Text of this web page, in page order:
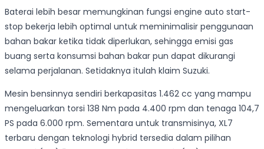
Baterai lebih besar memungkinan fungsi engine auto start-
stop bekerja lebih optimal untuk meminimalisir penggunaan
bahan bakar ketika tidak diperlukan, sehingga emisi gas
buang serta konsumsi bahan bakar pun dapat dikurangi
selama perjalanan. Setidaknya itulah klaim Suzuki.
Mesin bensinnya sendiri berkapasitas 1.462 cc yang mampu
mengeluarkan torsi 138 Nm pada 4.400 rpm dan tenaga 104,7
PS pada 6.000 rpm. Sementara untuk transmisinya, XL7
terbaru dengan teknologi hybrid tersedia dalam pilihan